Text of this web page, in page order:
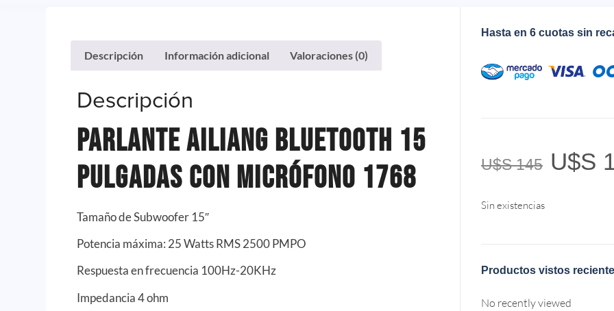
Descripción Información adicional Valoraciones (0)
Descripción
Parlante Ailiang Bluetooth 15
Pulgadas Con Micrófono 1768
Tamaño de Subwoofer 15″
Potencia máxima: 25 Watts RMS 2500 PMPO
Respuesta en frecuencia 100Hz-20KHz
Impedancia 4 ohm
Hasta en 6 cuotas sin
U$S145 U$S
Sin existencias
Productos vistos
No recently viewed